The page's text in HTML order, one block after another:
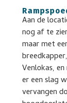
Aan de
nog af te
maar met
Venlokas,
er een slag
vervangen